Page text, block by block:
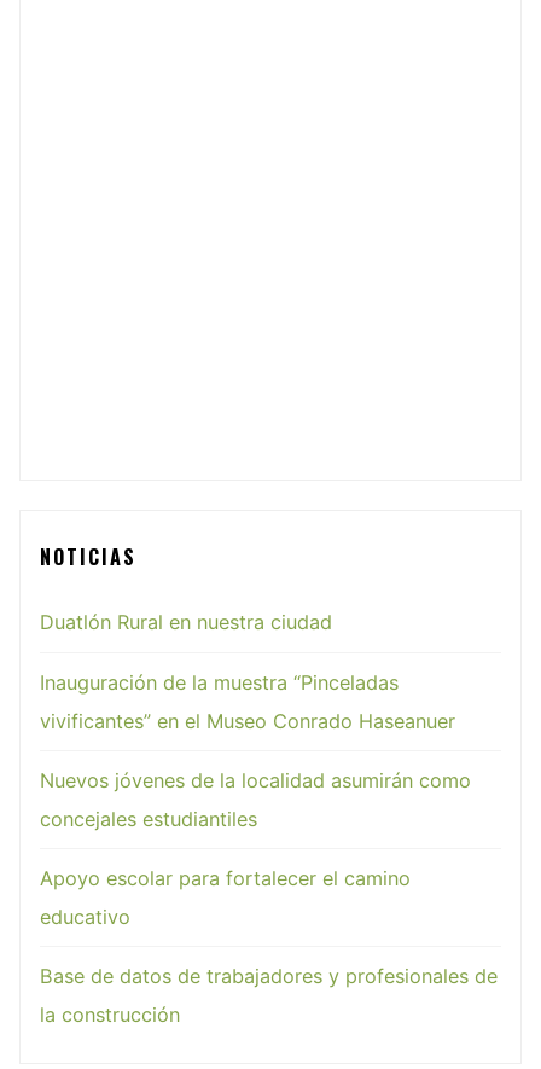
NOTICIAS
Duatlón Rural en nuestra ciudad
Inauguración de la muestra “Pinceladas
vivificantes” en el Museo Conrado Haseanuer
Nuevos jóvenes de la localidad asumirán como
concejales estudiantiles
Apoyo escolar para fortalecer el camino
educativo
Base de datos de trabajadores y profesionales de
la construcción